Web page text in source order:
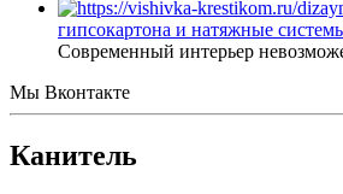
гипсокартона и натяжные
Современный интерьер
Мы Вконтакте
Канитель